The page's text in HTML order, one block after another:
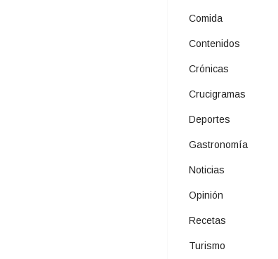
Comida
Contenidos
Crónicas
Crucigramas
Deportes
Gastronomía
Noticias
Opinión
Recetas
Turismo